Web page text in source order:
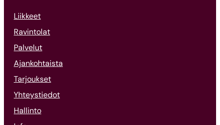
Liikkeet
Ravintolat
Palvelut
Ajankohtaista
Tarjoukset
Yhteystiedot
Hallinto